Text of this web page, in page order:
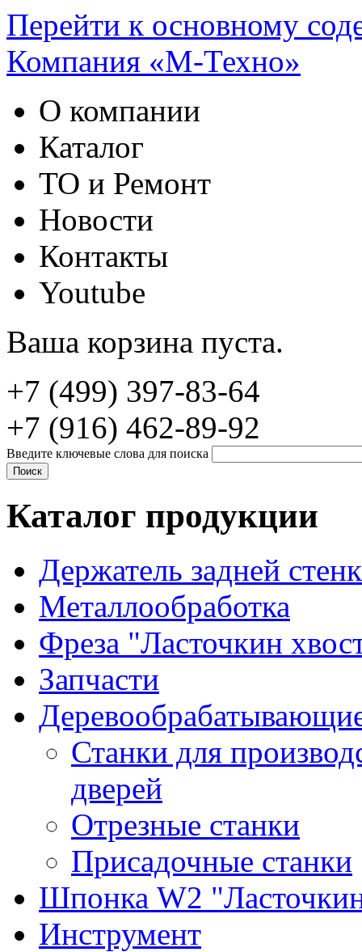
Перейти к основному
Компания «М-Техно»
О компании
Каталог
ТО и Ремонт
Новости
Контакты
Youtube
Ваша корзина пуста.
+7 (499) 397-83-64
+7 (916) 462-89-92
Введите ключевые слова для поиска
Каталог продукции
Держатель задней
Металлообработка
Фреза "Ласточкин
Запчасти
Станки для
дверей
Отрезные станки
Присадочные станки
Шпонка W2
Инструмент